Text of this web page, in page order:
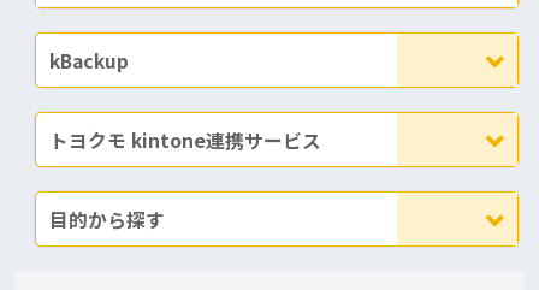
kBackup
トヨクモ kintone連携サービス
目的から探す